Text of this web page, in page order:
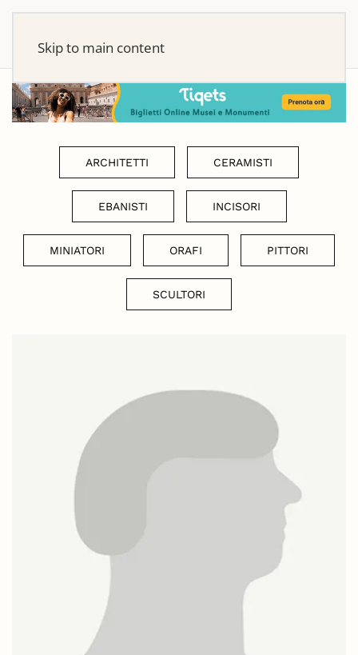
Skip to main content
ARCHITETTI CERAMISTI
EBANISTI INCISORI
MINIATORI ORAFI PITTORI
SCULTORI